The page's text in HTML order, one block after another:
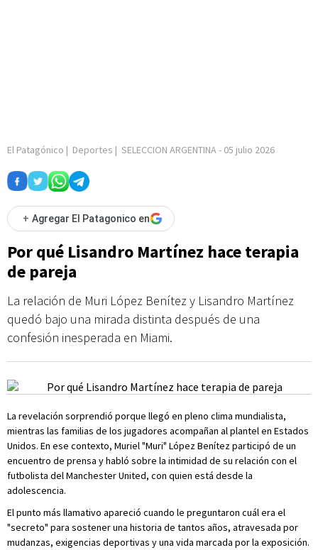
El Patagónico | Deportes | SELECCION ARGENTINA- 05 julio 2026
+ Agregar El Patagonico en
Por qué Lisandro Martínez hace terapia
de pareja
La relación de Muri López Benítez y Lisandro Martínez
quedó bajo una mirada distinta después de una
confesión inesperada en Miami.
La revelación sorprendió porque llegó en pleno clima mundialista,
mientras las familias de los jugadores acompañan al plantel en Estados
Unidos. En ese contexto, Muriel "Muri" López Benítez participó de un
encuentro de prensa y habló sobre la intimidad de su relación con el
futbolista del Manchester United, con quien está desde la
adolescencia.
El punto más llamativo apareció cuando le preguntaron cuál era el
"secreto" para sostener una historia de tantos años, atravesada por
mudanzas, exigencias deportivas y una vida marcada por la exposición.